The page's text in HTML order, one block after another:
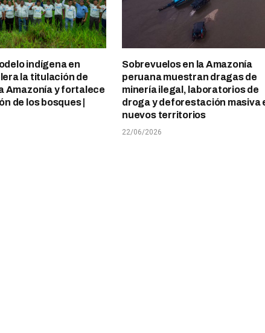
indígena en
la titulación de
Amazonía y fortalece
de los bosques |
Sobrevuelos en la Amazonía
peruana muestran dragas de
minería ilegal, laboratorios de
droga y deforestación masiva
nuevos territorios
22/06/2026